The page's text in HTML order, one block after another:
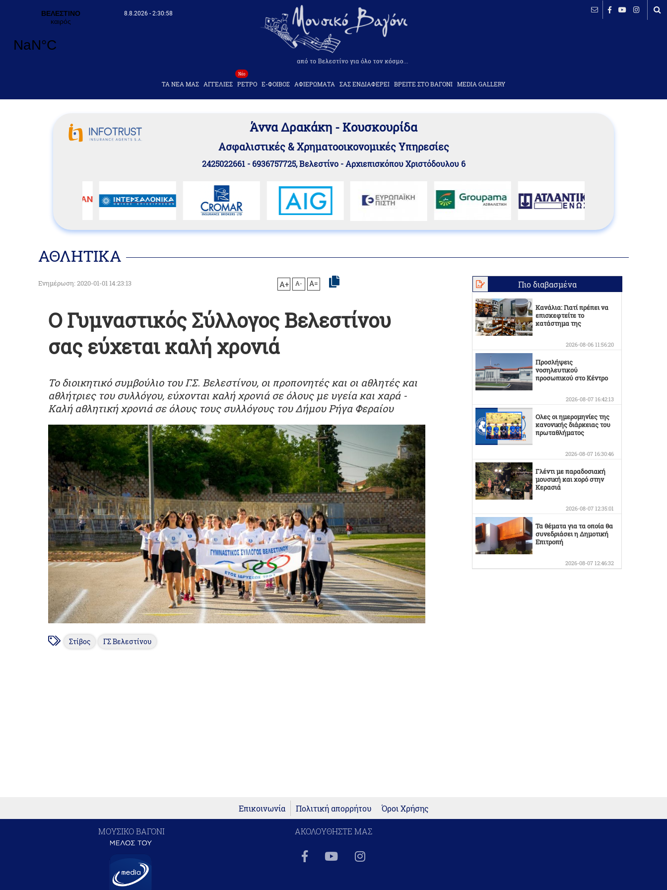
8.8.2026 - 2:30:58
ΤΑ ΝΕΑ ΜΑΣ AΓΓΕΛΙΕΣ
Νέο
ΡΕΤΡΟ Ε-ΦΟΙΒΟΣ ΑΦΙΕΡΩΜΑΤΑ ΣΑΣ ΕΝΔΙΑΦΕΡΕΙ ΒΡΕΙΤΕ ΣΤΟ ΒΑΓΟΝΙ MEDIA GALLERY
Άννα Δρακάκη - Κουσκουρίδα
Aσφαλιστικές & Χρηματοοικονομικές Υπηρεσίες
2425022661 - 6936757725, Βελεστίνο - Αρχιεπισκόπου Χριστόδουλου 6
ΑΘΛΗΤΙΚΑ
Ενημέρωση: 2020-01-01 14:23:13 A+ A- A=
Ο Γυμναστικός Σύλλογος Βελεστίνου
σας εύχεται καλή χρονιά
Το διοικητικό συμβούλιο του Γ.Σ. Βελεστίνου, οι προπονητές και οι αθλητές και
αθλήτριες του συλλόγου, εύχονται καλή χρονιά σε όλους με υγεία και χαρά -
Καλή αθλητική χρονιά σε όλους τους συλλόγους του Δήμου Ρήγα Φεραίου
Στίβος ΓΣ Βελεστίνου
Πιο διαβασμένα
Κανάλια: Γιατί πρέπει να
επισκεφτείτε το
κατάστημα της
2026-08-06 11:56:20
Προσλήψεις
νοσηλευτικού
προσωπικού στο Κέντρο
2026-08-07 16:42:13
Ολες οι ημερομηνίες της
κανονικής διάρκειας του
πρωταθλήματος
2026-08-07 16:30:46
Γλέντι με παραδοσιακή
μουσική και χορό στην
Κερασιά
2026-08-07 12:35:01
Τα θέματα για τα οποία θα
συνεδριάσει η Δημοτική
Επιτροπή
2026-08-07 12:46:32
Επικοινωνία Πολιτική απορρήτου Όροι Χρήσης
ΜΟΥΣΙΚΟ ΒΑΓΟΝΙ ΑΚΟΛΟΥΘΗΣΤΕ ΜΑΣ